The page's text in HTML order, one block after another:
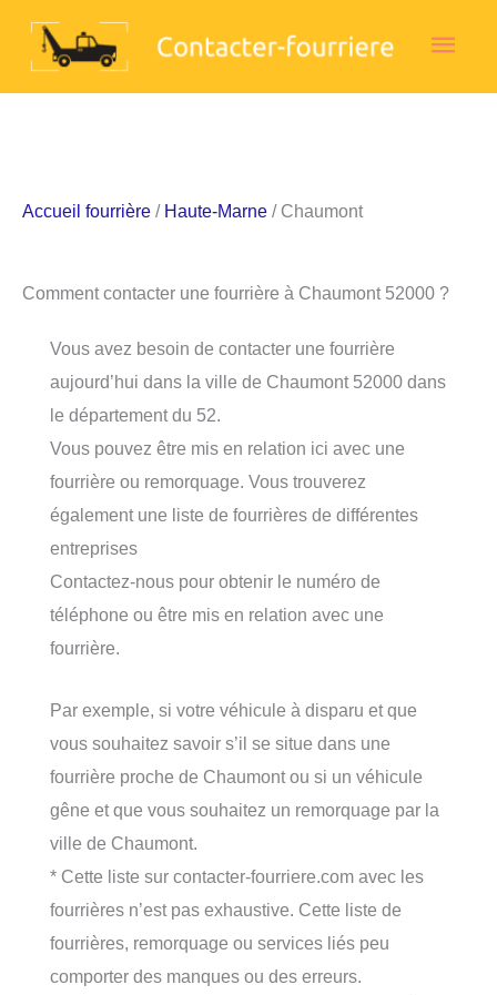
Accueil fourrière / Haute-Marne / Chaumont
Comment contacter une fourrière à Chaumont 52000 ?
Vous avez besoin de contacter une fourrière
aujourd’hui dans la ville de Chaumont 52000 dans
le département du 52.
Vous pouvez être mis en relation ici avec une
fourrière ou remorquage. Vous trouverez
également une liste de fourrières de différentes
entreprises
Contactez-nous pour obtenir le numéro de
téléphone ou être mis en relation avec une
fourrière.
Par exemple, si votre véhicule à disparu et que
vous souhaitez savoir s’il se situe dans une
fourrière proche de Chaumont ou si un véhicule
gêne et que vous souhaitez un remorquage par la
ville de Chaumont.
* Cette liste sur contacter-fourriere.com avec les
fourrières n’est pas exhaustive. Cette liste de
fourrières, remorquage ou services liés peu
comporter des manques ou des erreurs.